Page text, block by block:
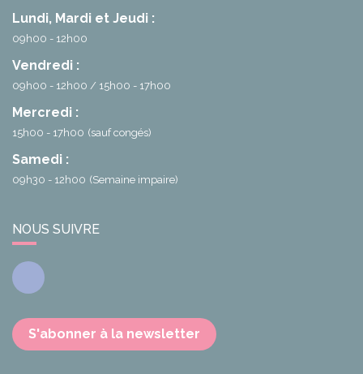
Lundi, Mardi et Jeudi :
09h00 - 12h00
Vendredi :
09h00 - 12h00 15h00 - 17h00
Mercredi :
15h00 - 17h00 (sauf congés)
Samedi :
09h30 - 12h00 (Semaine impaire)
NOUS SUIVRE
Facebook
S'abonner à la newsletter